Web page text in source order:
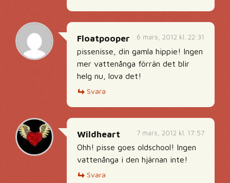
6 mars, 2012 kl. 22:31
Floatpooper
pissenisse, din gamla hippie! Ingen
mer vattenånga förrän det blir
helg nu, lova det!
Svara
7 mars, 2012 kl. 17:57
Wildheart
Ohh! pisse goes oldschool! Ingen
vattenånga i den hjärnan inte!
Svara